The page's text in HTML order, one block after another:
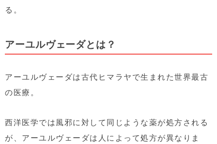
る。
アーユルヴェーダとは？
アーユルヴェーダは古代ヒマラヤで生まれた世界最古
の医療。
西洋医学では風邪に対して同じような薬が処方される
が、アーユルヴェーダは人によって処方が異なりま